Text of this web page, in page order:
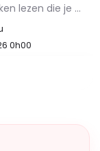
Je kunt er niet omheen: je kunt alle boeken lezen die je wilt, maar niets overtreft de tips en trucs van Oma…
0h00